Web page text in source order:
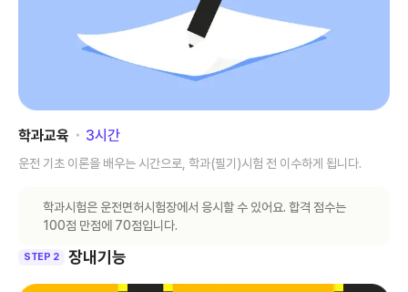
학과교육 ･ 3시간
운전 기초 이론을 배우는 시간으로, 학과(필기)시험 전 이수하게 됩니다.
학과시험은 운전면허시험장에서 응시할 수 있어요. 합격 점수는
100점 만점에 70점입니다.
STEP 2 장내기능